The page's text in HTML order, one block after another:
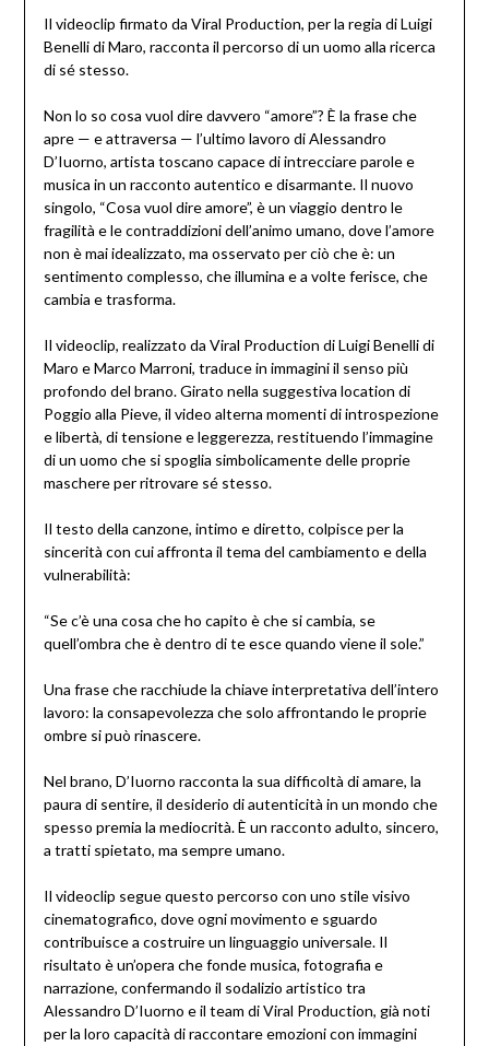
Il videoclip firmato da Viral Production, per la regia di Luigi
Benelli di Maro, racconta il percorso di un uomo alla ricerca
di sé stesso.
Non lo so cosa vuol dire davvero “amore”? È la frase che
apre — e attraversa — l’ultimo lavoro di Alessandro
D’Iuorno, artista toscano capace di intrecciare parole e
musica in un racconto autentico e disarmante. Il nuovo
singolo, “Cosa vuol dire amore”, è un viaggio dentro le
fragilità e le contraddizioni dell’animo umano, dove l’amore
non è mai idealizzato, ma osservato per ciò che è: un
sentimento complesso, che illumina e a volte ferisce, che
cambia e trasforma.
Il videoclip, realizzato da Viral Production di Luigi Benelli di
Maro e Marco Marroni, traduce in immagini il senso più
profondo del brano. Girato nella suggestiva location di
Poggio alla Pieve, il video alterna momenti di introspezione
e libertà, di tensione e leggerezza, restituendo l’immagine
di un uomo che si spoglia simbolicamente delle proprie
maschere per ritrovare sé stesso.
Il testo della canzone, intimo e diretto, colpisce per la
sincerità con cui affronta il tema del cambiamento e della
vulnerabilità:
“Se c’è una cosa che ho capito è che si cambia, se
quell’ombra che è dentro di te esce quando viene il sole.”
Una frase che racchiude la chiave interpretativa dell’intero
lavoro: la consapevolezza che solo affrontando le proprie
ombre si può rinascere.
Nel brano, D’Iuorno racconta la sua difficoltà di amare, la
paura di sentire, il desiderio di autenticità in un mondo che
spesso premia la mediocrità. È un racconto adulto, sincero,
a tratti spietato, ma sempre umano.
Il videoclip segue questo percorso con uno stile visivo
cinematografico, dove ogni movimento e sguardo
contribuisce a costruire un linguaggio universale. Il
risultato è un’opera che fonde musica, fotografia e
narrazione, confermando il sodalizio artistico tra
Alessandro D’Iuorno e il team di Viral Production, già noti
per la loro capacità di raccontare emozioni con immagini